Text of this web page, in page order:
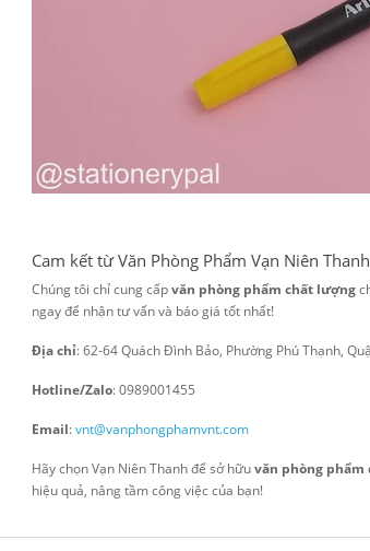
Cam kết từ Văn Phòng Phẩm Vạn Niên Thanh
Chúng tôi chỉ cung cấpvăn phòng phẩm chất lượng
ngay để nhận tư vấn và báo giá tốt nhất!
Địa chỉ: 62-64 Quách Đình Bảo, Phường Phú Thạnh,
Hotline/Zalo: 0989001455
Email:vnt@vanphongphamvnt.com
Hãy chọn Vạn Niên Thanh để sở hữuvăn phòng
hiệu quả, nâng tầm công việc của bạn!